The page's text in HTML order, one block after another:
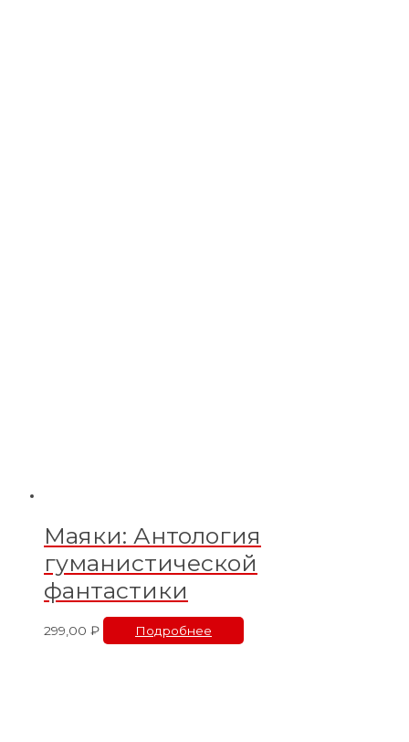
Маяки: Антология
гуманистической
фантастики
299,00 ₽ Подробнее